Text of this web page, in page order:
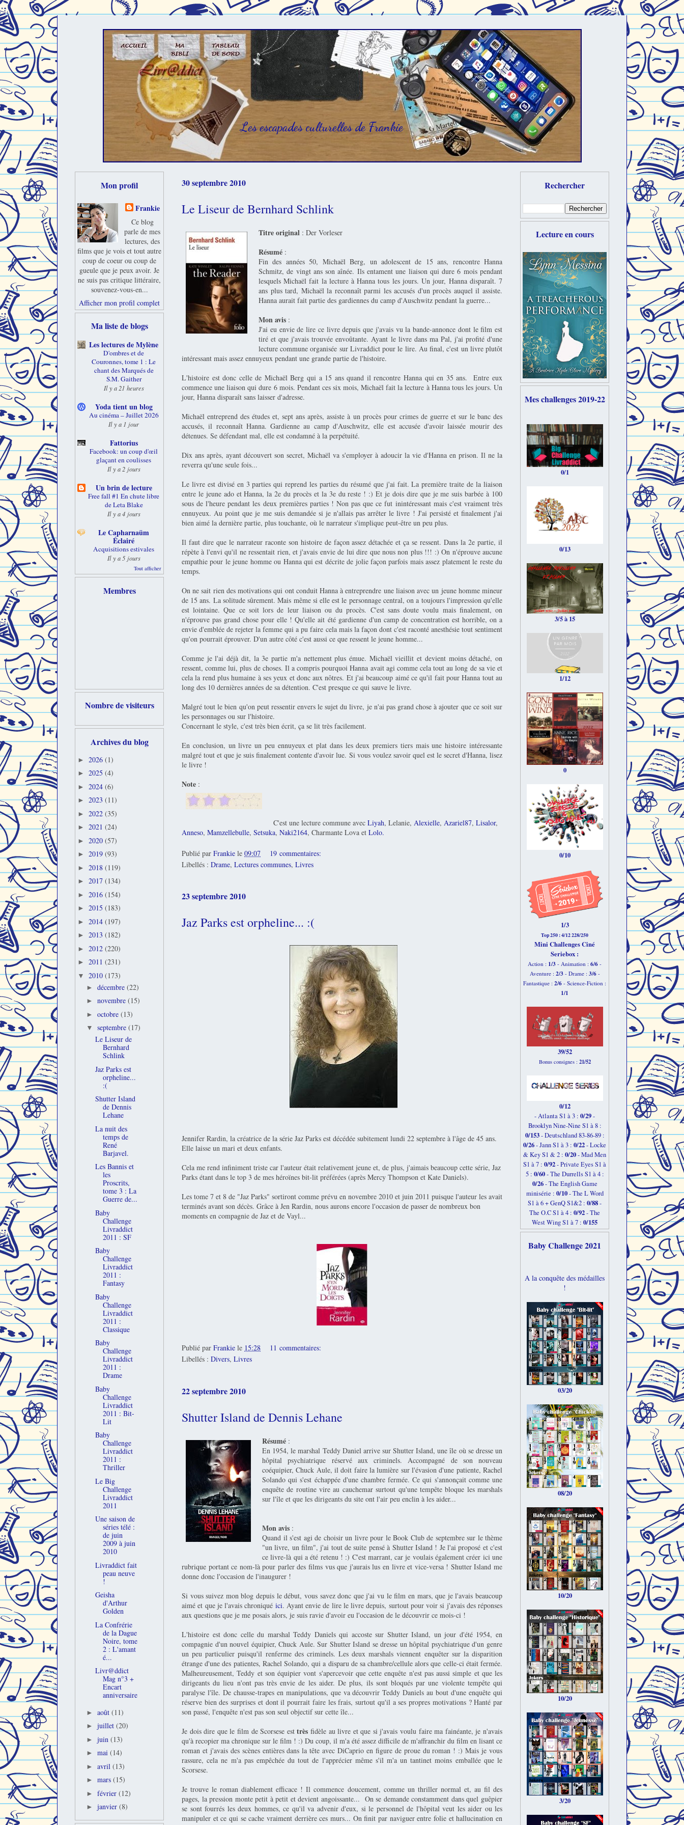
Les escapades culturelles de Frankie
30 septembre 2010
Le Liseur de Bernhard Schlink
Titre original : Der Vorleser
Résumé :
Fin des années 50, Michaël Berg, un adolescent de 15 ans, rencontre Hanna
Schmitz, de vingt ans son aînée. Ils entament une liaison qui dure 6 mois pendant
lesquels Michaël fait la lecture à Hanna tous les jours. Un jour, Hanna disparaît. 7
ans plus tard, Michaël la reconnaît parmi les accusés d'un procès auquel il assiste.
Hanna aurait fait partie des gardiennes du camp d'Auschwitz pendant la guerre...
Mon avis :
J'ai eu envie de lire ce livre depuis que j'avais vu la bande-annonce dont le film est
tiré et que j'avais trouvée envoûtante. Ayant le livre dans ma Pal, j'ai profité d'une
lecture commune organisée sur Livraddict pour le lire. Au final, c'est un livre plutôt
intéressant mais assez ennuyeux pendant une grande partie de l'histoire.
L'histoire est donc celle de Michaël Berg qui a 15 ans quand il rencontre Hanna qui en 35 ans. Entre eux
commence une liaison qui dure 6 mois. Pendant ces six mois, Michaël fait la lecture à Hanna tous les jours. Un
jour, Hanna disparaît sans laisser d'adresse.
Michaël entreprend des études et, sept ans après, assiste à un procès pour crimes de guerre et sur le banc des
accusés, il reconnaît Hanna. Gardienne au camp d'Auschwitz, elle est accusée d'avoir laissée mourir des
détenues. Se défendant mal, elle est condamné à la perpétuité.
Dix ans après, ayant découvert son secret, Michaël va s'employer à adoucir la vie d'Hanna en prison. Il ne la
reverra qu'une seule fois...
Le livre est divisé en 3 parties qui reprend les parties du résumé que j'ai fait. La première traite de la liaison
entre le jeune ado et Hanna, la 2e du procès et la 3e du reste ! :) Et je dois dire que je me suis barbée à 100
sous de l'heure pendant les deux premières parties ! Non pas que ce fut inintéressant mais c'est vraiment très
ennuyeux. Au point que je me suis demandée si je n'allais pas arrêter le livre ! J'ai persisté et finalement j'ai
bien aimé la dernière partie, plus touchante, où le narrateur s'implique peut-être un peu plus.
Il faut dire que le narrateur raconte son histoire de façon assez détachée et ça se ressent. Dans la 2e partie, il
répète à l'envi qu'il ne ressentait rien, et j'avais envie de lui dire que nous non plus !!! :) On n'éprouve aucune
empathie pour le jeune homme ou Hanna qui est décrite de jolie façon parfois mais assez platement le reste du
temps.
On ne sait rien des motivations qui ont conduit Hanna à entreprendre une liaison avec un jeune homme mineur
de 15 ans. La solitude sûrement. Mais même si elle est le personnage central, on a toujours l'impression qu'elle
est lointaine. Que ce soit lors de leur liaison ou du procès. C'est sans doute voulu mais finalement, on
n'éprouve pas grand chose pour elle ! Qu'elle ait été gardienne d'un camp de concentration est horrible, on a
envie d'emblée de rejeter la femme qui a pu faire cela mais la façon dont c'est raconté anesthésie tout sentiment
qu'on pourrait éprouver. D'un autre côté c'est aussi ce que ressent le jeune homme...
Comme je l'ai déjà dit, la 3e partie m'a nettement plus émue. Michaël vieillit et devient moins détaché, on
ressent, comme lui, plus de choses. Il a compris pourquoi Hanna avait agi comme cela tout au long de sa vie et
cela la rend plus humaine à ses yeux et donc aux nôtres. Et j'ai beaucoup aimé ce qu'il fait pour Hanna tout au
long des 10 dernières années de sa détention. C'est presque ce qui sauve le livre.
Malgré tout le bien qu'on peut ressentir envers le sujet du livre, je n'ai pas grand chose à ajouter que ce soit sur
les personnages ou sur l'histoire.
Concernant le style, c'est très bien écrit, ça se lit très facilement.
En conclusion, un livre un peu ennuyeux et plat dans les deux premiers tiers mais une histoire intéressante
malgré tout et que je suis finalement contente d'avoir lue. Si vous voulez savoir quel est le secret d'Hanna, lisez
le livre !
Note :
C'est une lecture commune avec Liyah, Lelanie, Alexielle, Azariel87, Lisalor,
Anneso, Mamzellebulle, Setsuka, Naki2164, Charmante Lova et Lolo.
Publié par Frankie le 09:07
19 commentaires:
Libellés : Drame, Lectures communes, Livres
23 septembre 2010
Jaz Parks est orpheline... :(
Jennifer Rardin, la créatrice de la série Jaz Parks est décédée subitement lundi 22 septembre à l'âge de 45 ans.
Elle laisse un mari et deux enfants.
Cela me rend infiniment triste car l'auteur était relativement jeune et, de plus, j'aimais beaucoup cette série, Jaz
Parks étant dans le top 3 de mes héroïnes bit-lit préférées (après Mercy Thompson et Kate Daniels).
Les tome 7 et 8 de "Jaz Parks" sortiront comme prévu en novembre 2010 et juin 2011 puisque l'auteur les avait
terminés avant son décès. Grâce à Jen Rardin, nous aurons encore l'occasion de passer de nombreux bon
moments en compagnie de Jaz et de Vayl...
Publié par Frankie le 15:28
11 commentaires:
Libellés : Divers, Livres
22 septembre 2010
Shutter Island de Dennis Lehane
Résumé :
En 1954, le marshal Teddy Daniel arrive sur Shutter Island, une île où se dresse un
hôpital psychiatrique réservé aux criminels. Accompagné de son nouveau
coéquipier, Chuck Aule, il doit faire la lumière sur l'évasion d'une patiente, Rachel
Solando qui s'est échappée d'une chambre fermée. Ce qui s'annonçait comme une
enquête de routine vire au cauchemar surtout qu'une tempête bloque les marshals
sur l'île et que les dirigeants du site ont l'air peu enclin à les aider...
Mon avis :
Quand il s'est agi de choisir un livre pour le Book Club de septembre sur le thème
"un livre, un film", j'ai tout de suite pensé à Shutter Island ! Je l'ai proposé et c'est
ce livre-là qui a été retenu ! :) C'est marrant, car je voulais également créer ici une
rubrique portant ce nom-là pour parler des films vus que j'aurais lus en livre et vice-versa ! Shutter Island me
donne donc l'occasion de l'inaugurer !
Si vous suivez mon blog depuis le début, vous savez donc que j'ai vu le film en mars, que je l'avais beaucoup
aimé et que je l'avais chroniqué ici. Ayant envie de lire le livre depuis, surtout pour voir si j'avais des réponses
aux questions que je me posais alors, je suis ravie d'avoir eu l'occasion de le découvrir ce mois-ci !
L'histoire est donc celle du marshal Teddy Daniels qui accoste sur Shutter Island, un jour d'été 1954, en
compagnie d'un nouvel équipier, Chuck Aule. Sur Shutter Island se dresse un hôpital psychiatrique d'un genre
un peu particulier puisqu'il renferme des criminels. Les deux marshals viennent enquêter sur la disparition
étrange d'une des patientes, Rachel Solando, qui a disparu de sa chambre/cellule alors que celle-ci était fermée.
Malheureusement, Teddy et son équipier vont s'apercevoir que cette enquête n'est pas aussi simple et que les
dirigeants du lieu n'ont pas très envie de les aider. De plus, ils sont bloqués par une violente tempête qui
paralyse l'île. De chausse-trapes en manipulations, que va découvrir Teddy Daniels au bout d'une enquête qui
réserve bien des surprises et dont il pourrait faire les frais, surtout qu'il a ses propres motivations ? Hanté par
son passé, l'enquête n'est pas son seul objectif sur cette île...
Je dois dire que le film de Scorsese esttrès fidèle au livre et que si j'avais voulu faire ma fainéante, je n'avais
qu'à recopier ma chronique sur le film ! :) Du coup, il m'a été assez difficile de m'affranchir du film en lisant ce
roman et j'avais des scènes entières dans la tête avec DiCaprio en figure de proue du roman ! :) Mais je vous
rassure, cela ne m'a pas empêchée du tout de l'apprécier même s'il m'a un tantinet moins emballée que le
Scorsese.
Je trouve le roman diablement efficace ! Il commence doucement, comme un thriller normal et, au fil des
pages, la pression monte petit à petit et devient angoissante... On se demande constamment dans quel guêpier
se sont fourrés les deux hommes, ce qu'il va advenir d'eux, si le personnel de l'hôpital veut les aider ou les
manipuler et ce qui se cache vraiment derrière ces murs... On finit par naviguer entre folie et hallucination en
Mon profil
Frankie
Ce blog
parle de mes
lectures, des
films que je vois et tout autre
coup de coeur ou coup de
gueule que je peux avoir. Je
ne suis pas critique littéraire,
souvenez-vous-en...
Afficher mon profil complet
Ma liste de blogs
Les lectures de Mylène
D'ombres et de
Couronnes, tome 1 : Le
chant des Marqués de
S.M. Gaither
Il y a 21 heures
Yoda tient un blog
Au cinéma – Juillet 2026
Il y a 1 jour
Fattorius
Facebook: un coup d'œil
glaçant en coulisses
Il y a 2 jours
Un brin de lecture
Free fall #1 En chute libre
de Leta Blake
Il y a 4 jours
Le Capharnaüm
Éclairé
Acquisitions estivales
Il y a 5 jours
Tout afficher
Membres
Nombre de visiteurs
Archives du blog
► 2026 (1)
► 2025 (4)
► 2024 (6)
► 2023 (11)
► 2022 (35)
► 2021 (24)
► 2020 (57)
► 2019 (93)
► 2018 (119)
► 2017 (134)
► 2016 (154)
► 2015 (183)
► 2014 (197)
► 2013 (182)
► 2012 (220)
► 2011 (231)
▼ 2010 (173)
► décembre (22)
► novembre (15)
► octobre (13)
▼ septembre (17)
Le Liseur de
Bernhard
Schlink
Jaz Parks est
orpheline...
:(
Shutter Island
de Dennis
Lehane
La nuit des
temps de
René
Barjavel.
Les Bannis et
les
Proscrits,
tome 3 : La
Guerre de...
Baby
Challenge
Livraddict
2011 : SF
Baby
Challenge
Livraddict
2011 :
Fantasy
Baby
Challenge
Livraddict
2011 :
Classique
Baby
Challenge
Livraddict
2011 :
Drame
Baby
Challenge
Livraddict
2011 : Bit-
Lit
Baby
Challenge
Livraddict
2011 :
Thriller
Le Big
Challenge
Livraddict
2011
Une saison de
séries télé :
de juin
2009 à juin
2010
Livraddict fait
peau neuve
!
Geisha
d'Arthur
Golden
La Confrérie
de la Dague
Noire, tome
2 : L'amant
é...
Livr@ddict
Mag n°3 +
Encart
anniversaire
► août (11)
► juillet (20)
► juin (13)
► mai (14)
► avril (13)
► mars (15)
► février (12)
► janvier (8)
Rechercher
Lecture en cours
Mes challenges 2019-22
0/1
0/13
3/5 à 15
1/12
0
0/10
1/3
Top 250 : 4/12 228/250
Mini Challenges Ciné
Seriebox :
Action : 1/3 - Animation : 6/6 -
Aventure : 2/3- Drame : 3/6-
Fantastique : 2/6 - Science-Fiction :
1/1
39/52
Bonus consignes : 21/52
0/12
- Atlanta S1 à 3 : 0/29-
Brooklyn Nine-Nine S1 à 8 :
0/153- Deutschland 83-86-89 :
0/26-Jann S1 à 3 : 0/22- Locke
& Key S1 & 2 : 0/20- Mad Men
S1 à 7 : 0/92- Private Eyes S1 à
5 : 0/60- The Durrells S1 à 4 :
0/26- The English Game
minisérie : 0/10- The L Word
S1 à 6 + GenQ S1&2 : 0/88-
The O.C S1 à 4 : 0/92- The
West Wing S1 à 7 : 0/155
Baby Challenge 2021
A la conquête des médailles
!
03/20
08/20
10/20
10/20
3/20